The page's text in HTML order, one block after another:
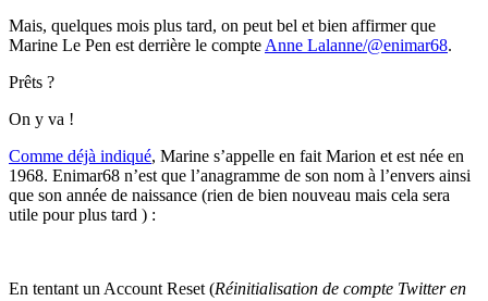
Mais, quelques mois plus tard, on peut bel et bien affirmer que
Marine Le Pen est derrière le compte Anne Lalanne/@enimar68.
Prêts ?
On y va !
Comme déjà indiqué, Marine s’appelle en fait Marion et est née en
1968. Enimar68 n’est que l’anagramme de son nom à l’envers ainsi
que son année de naissance (rien de bien nouveau mais cela sera
utile pour plus tard ) :
En tentant un Account Reset (Réinitialisation de compte Twitter en